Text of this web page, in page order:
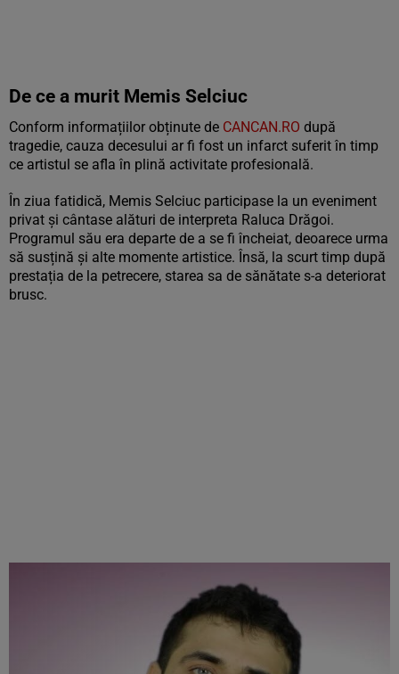
De ce a murit Memis Selciuc
Conform informațiilor obținute de CANCAN.RO după
tragedie, cauza decesului ar fi fost un infarct suferit în timp
ce artistul se afla în plină activitate profesională.
În ziua fatidică, Memis Selciuc participase la un eveniment
privat și cântase alături de interpreta Raluca Drăgoi.
Programul său era departe de a se fi încheiat, deoarece urma
să susțină și alte momente artistice. Însă, la scurt timp după
prestația de la petrecere, starea sa de sănătate s-a deteriorat
brusc.